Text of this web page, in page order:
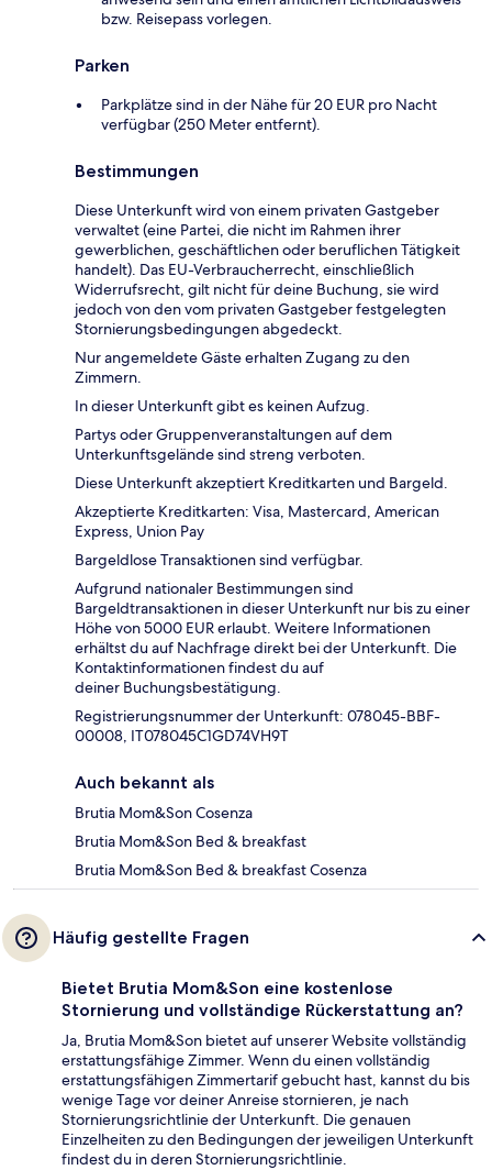
bzw. Reisepass vorlegen.
Parken
Parkplätze sind in der Nähe für 20 EUR pro Nacht
verfügbar (250 Meter entfernt).
Bestimmungen
Diese Unterkunft wird von einem privaten Gastgeber
verwaltet (eine Partei, die nicht im Rahmen ihrer
gewerblichen, geschäftlichen oder beruflichen Tätigkeit
handelt). Das EU-Verbraucherrecht, einschließlich
Widerrufsrecht, gilt nicht für deine Buchung, sie wird
jedoch von den vom privaten Gastgeber festgelegten
Stornierungsbedingungen abgedeckt.
Nur angemeldete Gäste erhalten Zugang zu den
Zimmern.
In dieser Unterkunft gibt es keinen Aufzug.
Partys oder Gruppenveranstaltungen auf dem
Unterkunftsgelände sind streng verboten.
Diese Unterkunft akzeptiert Kreditkarten und Bargeld.
Akzeptierte Kreditkarten: Visa, Mastercard, American
Express, Union Pay
Bargeldlose Transaktionen sind verfügbar.
Aufgrund nationaler Bestimmungen sind
Bargeldtransaktionen in dieser Unterkunft nur bis zu einer
Höhe von 5000 EUR erlaubt. Weitere Informationen
erhältst du auf Nachfrage direkt bei der Unterkunft. Die
Kontaktinformationen findest du auf
deiner Buchungsbestätigung.
Registrierungsnummer der Unterkunft: 078045-BBF-
00008, IT078045C1GD74VH9T
Auch bekannt als
Brutia Mom&Son Cosenza
Brutia Mom&Son Bed & breakfast
Brutia Mom&Son Bed & breakfast Cosenza
Häufig gestellte Fragen
Bietet Brutia Mom&Son eine kostenlose
Stornierung und vollständige Rückerstattung an?
Ja, Brutia Mom&Son bietet auf unserer Website vollständig
erstattungsfähige Zimmer. Wenn du einen vollständig
erstattungsfähigen Zimmertarif gebucht hast, kannst du bis
wenige Tage vor deiner Anreise stornieren, je nach
Stornierungsrichtlinie der Unterkunft. Die genauen
Einzelheiten zu den Bedingungen der jeweiligen Unterkunft
findest du in deren Stornierungsrichtlinie.